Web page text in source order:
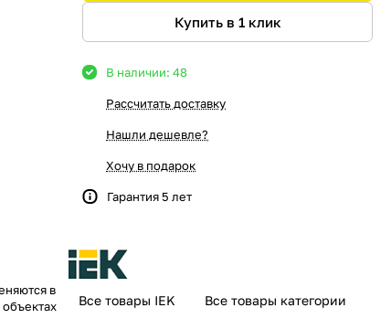
в
Купить в 1 клик
В наличии: 48
Рассчитать доставку
Нашли дешевле?
Хочу в подарок
Гарантия 5 лет
Все товары IEK Все товары категории